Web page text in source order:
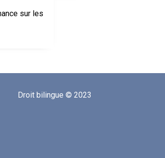
sur les
Droit bilingue © 2023